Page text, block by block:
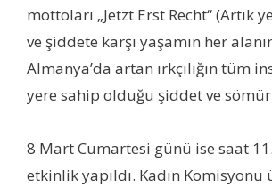
mottoları „Jetzt Erst Recht“ (Artık
ve şiddete karşı yaşamın her
Almanya’da artan ırkçılığın tüm
yere sahip olduğu şiddet ve
8 Mart Cumartesi günü ise saat
etkinlik yapıldı. Kadın